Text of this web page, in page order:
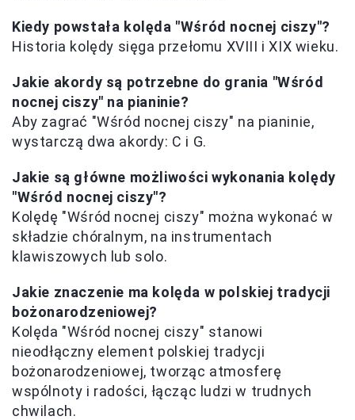
Kiedy powstała kolęda "Wśród nocnej ciszy"?
Historia kolędy sięga przełomu XVIII i XIX wieku.
Jakie akordy są potrzebne do grania "Wśród
nocnej ciszy" na pianinie?
Aby zagrać "Wśród nocnej ciszy" na pianinie,
wystarczą dwa akordy: C i G.
Jakie są główne możliwości wykonania kolędy
"Wśród nocnej ciszy"?
Kolędę "Wśród nocnej ciszy" można wykonać w
składzie chóralnym, na instrumentach
klawiszowych lub solo.
Jakie znaczenie ma kolęda w polskiej tradycji
bożonarodzeniowej?
Kolęda "Wśród nocnej ciszy" stanowi
nieodłączny element polskiej tradycji
bożonarodzeniowej, tworząc atmosferę
wspólnoty i radości, łącząc ludzi w trudnych
chwilach.